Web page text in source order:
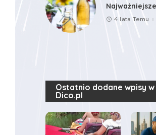
4 lata Temu
Ostatnio dodane wpisy
Dico.pl